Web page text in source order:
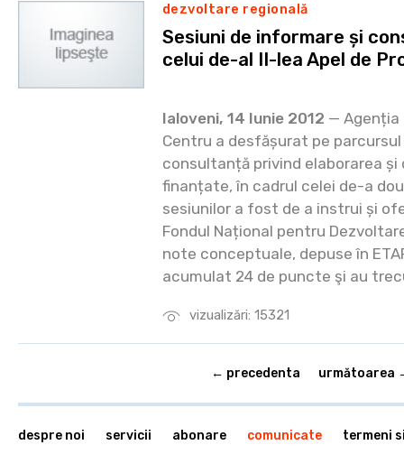
vizualizări: 15321
dezvoltare regională
Sesiuni de informare și
celui de-al II-lea Apel de
Ialoveni, 14 Iunie 2012 — Agenția
Centru a desfășurat pe
consultanță privind elaborarea
finanțate, în cadrul celei de-a
sesiunilor a fost de a instrui și
Fondul Național pentru
note conceptuale, depuse în
acumulat 24 de puncte şi au
← precedenta următoarea
despre noi servicii abonare comunicate termeni